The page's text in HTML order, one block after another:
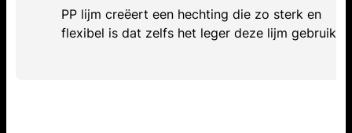
PP lijm creëert een hechting die zo sterk en
flexibel is dat zelfs het leger deze lijm gebruikt.